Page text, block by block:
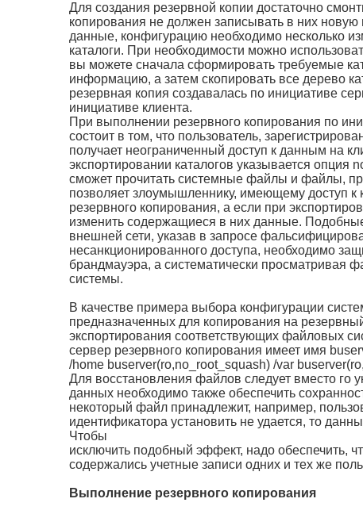
Для создания резервной копии достаточно
копирования не должен записывать в них
данные, конфигурацию необходимо несколько
каталоги. При необходимости можно
вы можете сначала сформировать требуемые
информацию, а затем скопировать все дерево
резервная копия создавалась по инициативе
инициативе клиента.
При выполнении резервного копирования по
состоит в том, что пользователь,
получает неограниченный доступ к данным на
экспортировании каталогов указывается опция
сможет прочитать системные файлы и файлы,
позволяет злоумышленнику, имеющему доступ к
резервного копирования, а если при
изменить содержащиеся в них данные.
внешней сети, указав в запросе
несанкционированного доступа, необходимо
брандмауэра, а систематически просматривая
системы.
В качестве примера выбора конфигурации
предназначенных для копирования на
экспортирования соответствующих файловых
сервер резервного копирования имеет имя
/home buserver(ro,no_root_squash) /var
Для восстановления файлов следует вместо го
данных необходимо также обеспечить
некоторый файл принадлежит, например,
идентификатора установить не удается, то
Чтобы
исключить подобный эффект, надо обеспечить,
содержались учетные записи одних и тех же
Выполнение резервного копирования